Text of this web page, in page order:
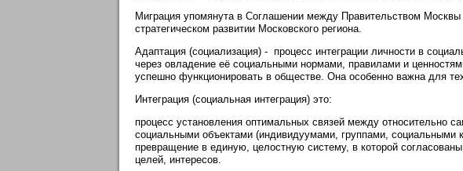
Миграция упомянута в Соглашении между Правительством
стратегическом развитии Московского региона.
Адаптация (социализация) - процесс интеграции личности в
через овладение её социальными нормами, правилами и
успешно функционировать в обществе. Она особенно важна для
Интеграция (социальная интеграция) это:
процесс установления оптимальных связей между относительно
социальными объектами (индивидуумами, группами, социальными
превращение в единую, целостную систему, в которой
целей, интересов.